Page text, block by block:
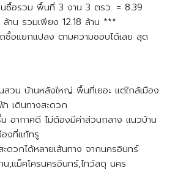
ซื้อรวม พื้นที่ 3 งาน 3 ตรว. = 8.39
ล้าน รวมเพียง 12.18 ล้าน ***
ซื้อแยกแปลง ตามความชอบได้เลย สุด
สวน บ้านหลังใหญ่ พื้นที่เยอะ แต่ใกล้เมือง
า เดินทางสะดวก
อากาศดี ไม่ต้องมีค่าส่วนกลาง แนวบ้าน
องที่แท้ทรู
ะดวกได้หลายเส้นทาง จากนครอินทร์
,แม็คโครนครอินทร์,ไทวัสดุ นคร